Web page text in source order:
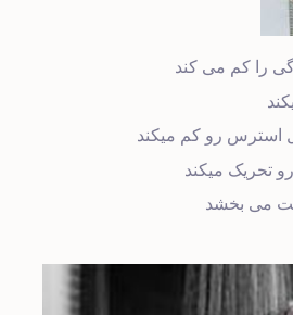
را کم می کند
استرس رو کم میکند
تحریک میکند
می بخشد